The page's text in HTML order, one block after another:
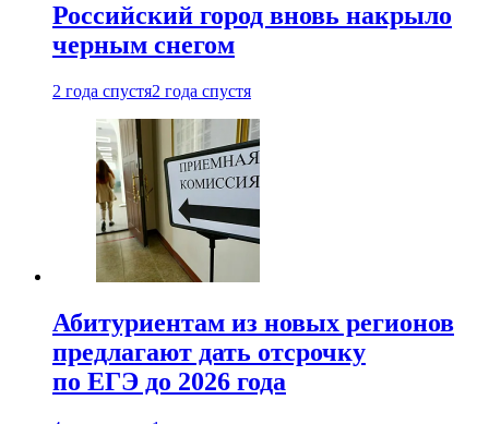
Российский город вновь накрыло
черным снегом
2 года спустя2 года спустя
Абитуриентам из новых регионов
предлагают дать отсрочку
по ЕГЭ до 2026 года